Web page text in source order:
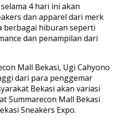
4 hari ini akan
dan apparel dari merk
berbagai hiburan seperti
dan penampilan dari
Mall Bekasi, Ugi Cahyono
dari para penggemar
Bekasi akan variasi
Summarecon Mall Bekasi
Sneakers Expo.